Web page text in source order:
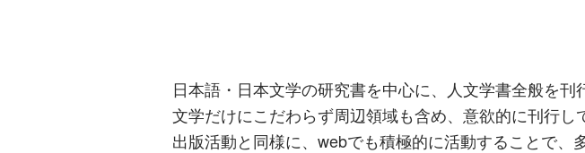
日本語・日本文学の研究書を中心に、人文学書全般を刊
文学だけにこだわらず周辺領域も含め、意欲的に刊行し
出版活動と同様に、webでも積極的に活動することで